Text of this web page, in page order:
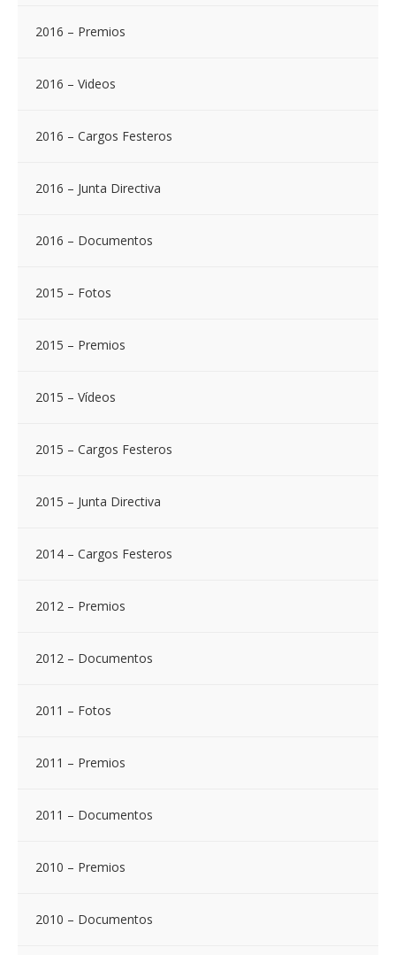
2016 – Premios
2016 – Videos
2016 – Cargos Festeros
2016 – Junta Directiva
2016 – Documentos
2015 – Fotos
2015 – Premios
2015 – Vídeos
2015 – Cargos Festeros
2015 – Junta Directiva
2014 – Cargos Festeros
2012 – Premios
2012 – Documentos
2011 – Fotos
2011 – Premios
2011 – Documentos
2010 – Premios
2010 – Documentos